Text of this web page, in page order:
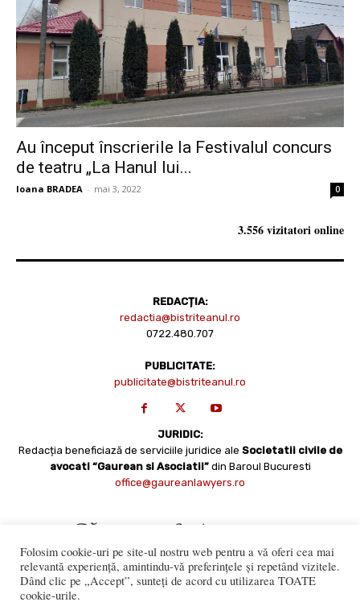
Au început înscrierile la Festivalul concurs
de teatru „La Hanul lui...
Ioana BRADEA - mai 3, 2022 0
3.556 vizitatori online
REDACȚIA:
redactia@bistriteanul.ro
0722.480.707
PUBLICITATE:
publicitate@bistriteanul.ro
JURIDIC:
Redacția beneficiază de serviciile juridice ale Societatii civile de
avocati “Gaurean si Asociatii” din Baroul Bucuresti
office@gaureanlawyers.ro
Folosim cookie-uri pe site-ul nostru web pentru a vă oferi cea mai
relevantă experiență, amintindu-vă preferințele și repetând vizitele.
Dând clic pe „Accept”, sunteți de acord cu utilizarea TOATE
cookie-urile.